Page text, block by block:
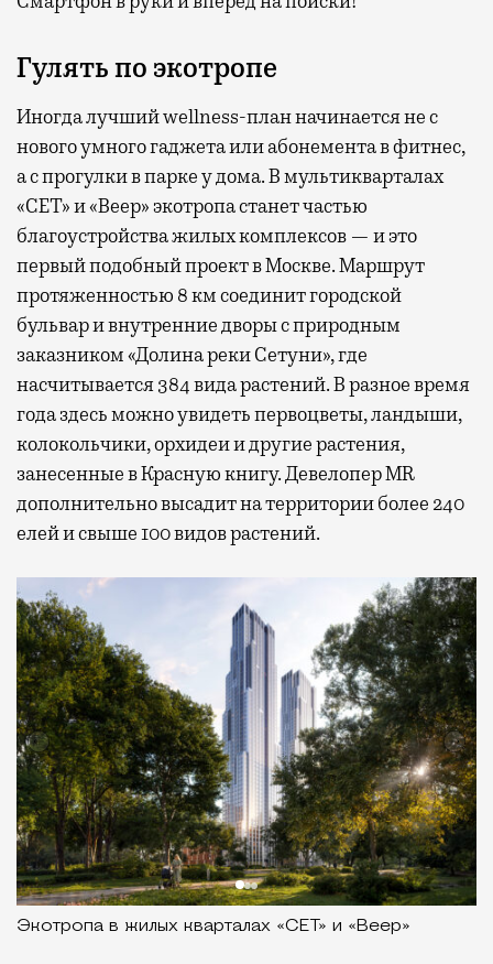
Гулять по экотропе
Иногда лучший wellness-план начинается не с
нового умного гаджета или абонемента в фитнес,
а с прогулки в парке у дома. В мультикварталах
«СЕТ» и «Веер» экотропа станет частью
благоустройства жилых комплексов — и это
первый подобный проект в Москве. Маршрут
протяженностью 8 км соединит городской
бульвар и внутренние дворы с природным
заказником «Долина реки Сетуни», где
насчитывается 384 вида растений. В разное время
года здесь можно увидеть первоцветы, ландыши,
колокольчики, орхидеи и другие растения,
занесенные в Красную книгу. Девелопер MR
дополнительно высадит на территории более 240
елей и свыше 100 видов растений.
Экотропа в жилых кварталах «СЕТ» и «Веер»